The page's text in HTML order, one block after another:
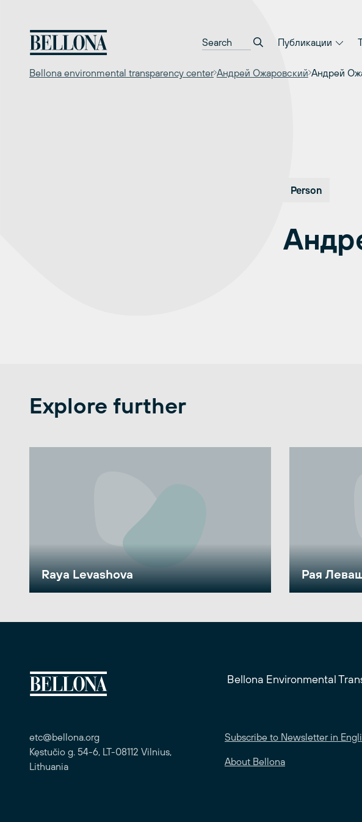
содержимому
Публикации
Bellona environmental transparency center Андрей Ожаровский Андрей
Person
Explore further
Raya Levashova Рая
Bellona Environmental
etc@bellona.org
Kęstučio g. 54-6, LT-08112 Vilnius,
Lithuania
Subscribe to Newsletter in
About Bellona